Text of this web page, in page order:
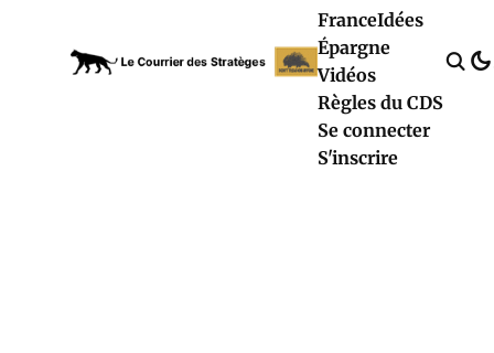
FranceIdées
Épargne
Vidéos
Règles du CDS
Se connecter
S'inscrire